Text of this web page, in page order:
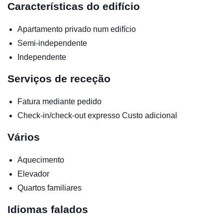
Características do edifício
Apartamento privado num edifício
Semi-independente
Independente
Serviços de receção
Fatura mediante pedido
Check-in/check-out expresso Custo adicional
Vários
Aquecimento
Elevador
Quartos familiares
Idiomas falados